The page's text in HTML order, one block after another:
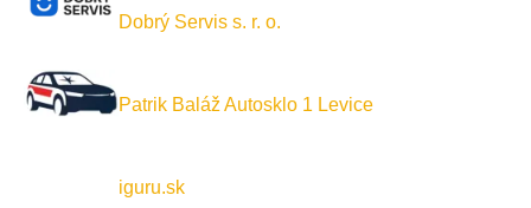
Dobrý Servis s. r. o.
Patrik Baláž Autosklo 1 Levice
iguru.sk